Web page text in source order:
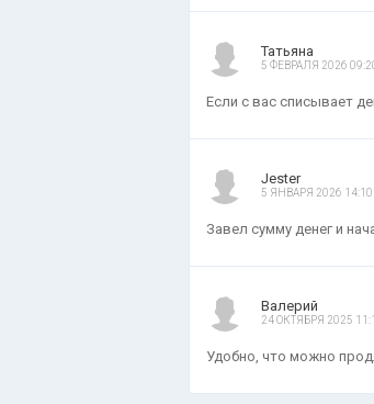
Татьяна
5 ФЕВРАЛЯ 2026
Если с вас списывает
Jester
5 ЯНВАРЯ 2026 14:10
Завел сумму денег и
Валерий
24 ОКТЯБРЯ 2025
Удобно, что можно